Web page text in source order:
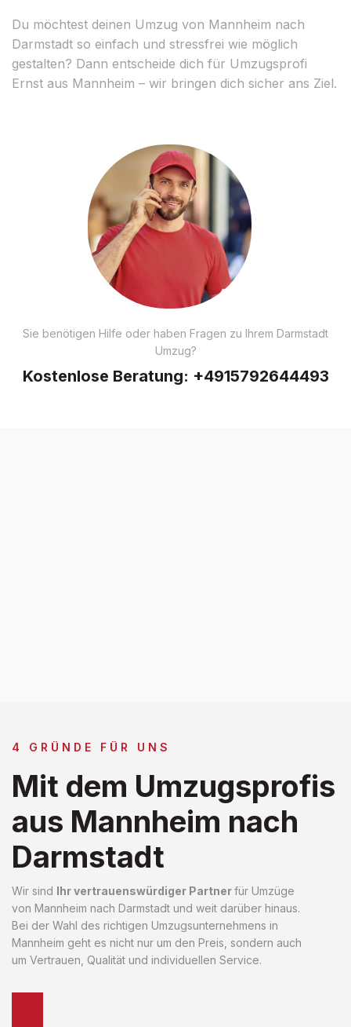
Du möchtest deinen Umzug von Mannheim nach
Darmstadt so einfach und stressfrei wie möglich
gestalten? Dann entscheide dich für Umzugsprofi
Ernst aus Mannheim – wir bringen dich sicher ans Ziel.
Sie benötigen Hilfe oder haben Fragen zu Ihrem Darmstadt
Umzug?
Kostenlose Beratung: +4915792644493
4 GRÜNDE FÜR UNS
Mit dem Umzugsprofis
aus Mannheim nach
Darmstadt
Wir sind Ihr vertrauenswürdiger Partnerfür Umzüge
von Mannheim nach Darmstadt und weit darüber hinaus.
Bei der Wahl des richtigen Umzugsunternehmens in
Mannheim geht es nicht nur um den Preis, sondern auch
um Vertrauen, Qualität und individuellen Service.